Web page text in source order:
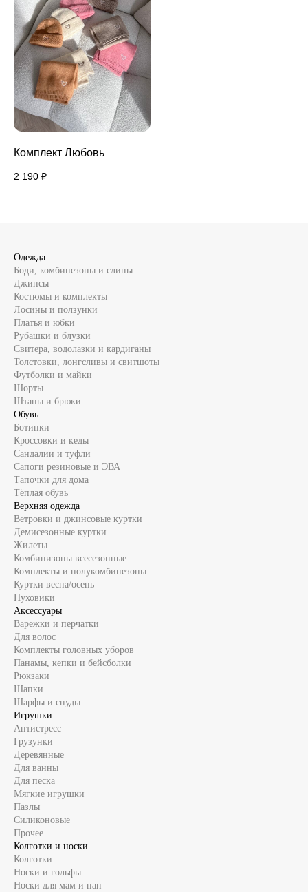
Комплект Любовь
2 190 ₽
Одежда
Боди, комбинезоны и слипы
Джинсы
Костюмы и комплекты
Лосины и ползунки
Платья и юбки
Рубашки и блузки
Свитера, водолазки и кардиганы
Толстовки, лонгсливы и свитшоты
Футболки и майки
Шорты
Штаны и брюки
Обувь
Ботинки
Кроссовки и кеды
Сандалии и туфли
Сапоги резиновые и ЭВА
Тапочки для дома
Тёплая обувь
Верхняя одежда
Ветровки и джинсовые куртки
Демисезонные куртки
Жилеты
Комбинизоны всесезонные
Комплекты и полукомбинезоны
Куртки весна/осень
Пуховики
Аксессуары
Варежки и перчатки
Для волос
Комплекты головных уборов
Панамы, кепки и бейсболки
Рюкзаки
Шапки
Шарфы и снуды
Игрушки
Антистресс
Грузунки
Деревянные
Для ванны
Для песка
Мягкие игрушки
Пазлы
Силиконовые
Прочее
Колготки и носки
Колготки
Носки и гольфы
Носки для мам и пап